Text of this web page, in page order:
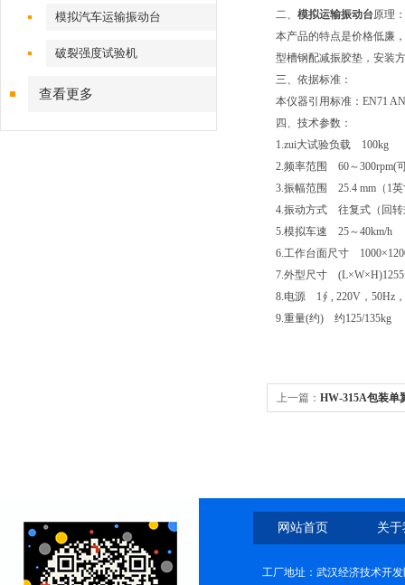
模拟汽车运输振动台
破裂强度试验机
查看更多
二、 模拟运输振动台原理：
本产品的特点是价格低廉
型槽钢配减振胶垫，安装
三、依据标准：
本仪器引用标准：EN71
四、 技术参数：
1.zui大试验负载 100kg
2.频率范围 60～300rpm(
3.振幅范围 25.4 mm（1
4.振动方式 往复式（回转
5.模拟车速 25～40km/h
6.工作台面尺寸
7.外型尺寸
8.电源 1∮ , 220V，50Hz
9.重量(约) 约125/135kg
上一篇： HW-315A包装单
网站首页 关
工厂地址：武汉经济技术开